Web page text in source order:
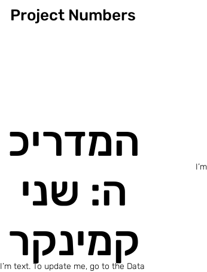
Project Numbers
המדריכ
ה: שני
קמינקר
I’m text. To update me, go to the Data